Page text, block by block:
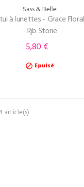
Sass & Belle
à lunettes - Grace Floral
- Rjb Stone
Prix
5,80 €
 Epuisé
article(s)